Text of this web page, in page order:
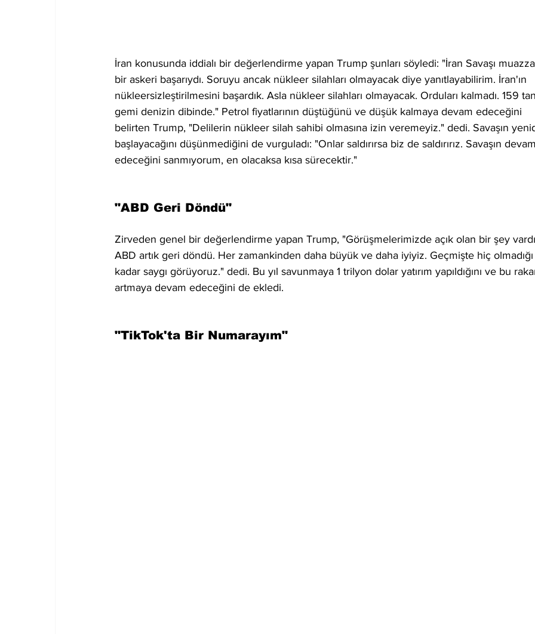
İran konusunda iddialı bir değerlendirme yapan Trump şunları söyledi: "İran Savaşı
bir askeri başarıydı. Soruyu ancak nükleer silahları olmayacak diye yanıtlayabilirim. İran'ın
nükleersizleştirilmesini başardık. Asla nükleer silahları olmayacak. Orduları kalmadı. 159
gemi denizin dibinde." Petrol fiyatlarının düştüğünü ve düşük kalmaya devam edeceğini
belirten Trump, "Delilerin nükleer silah sahibi olmasına izin veremeyiz." dedi. Savaşın
başlayacağını düşünmediğini de vurguladı: "Onlar saldırırsa biz de saldırırız. Savaşın
edeceğini sanmıyorum, en olacaksa kısa sürecektir."
"ABD Geri Döndü"
Zirveden genel bir değerlendirme yapan Trump, "Görüşmelerimizde açık olan bir şey
ABD artık geri döndü. Her zamankinden daha büyük ve daha iyiyiz. Geçmişte hiç
kadar saygı görüyoruz." dedi. Bu yıl savunmaya 1 trilyon dolar yatırım yapıldığını ve bu
artmaya devam edeceğini de ekledi.
"TikTok'ta Bir Numarayım"